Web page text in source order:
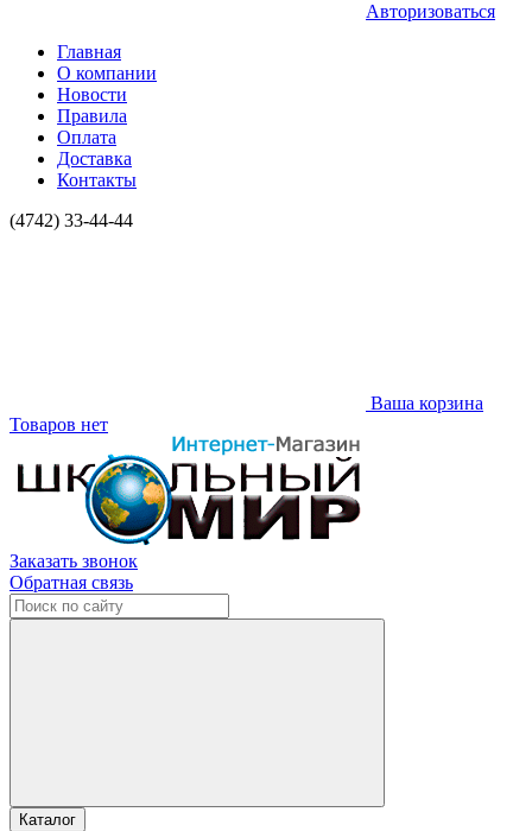
Авторизоваться
Главная
О компании
Новости
Правила
Оплата
Доставка
Контакты
(4742) 33-44-44
Ваша корзина
Товаров нет
Заказать звонок
Обратная связь
Каталог